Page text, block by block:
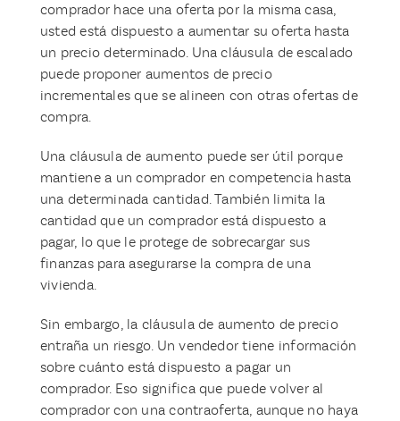
comprador hace una oferta por la misma casa,
usted está dispuesto a aumentar su oferta hasta
un precio determinado. Una cláusula de escalado
puede proponer aumentos de precio
incrementales que se alineen con otras ofertas de
compra.
Una cláusula de aumento puede ser útil porque
mantiene a un comprador en competencia hasta
una determinada cantidad. También limita la
cantidad que un comprador está dispuesto a
pagar, lo que le protege de sobrecargar sus
finanzas para asegurarse la compra de una
vivienda.
Sin embargo, la cláusula de aumento de precio
entraña un riesgo. Un vendedor tiene información
sobre cuánto está dispuesto a pagar un
comprador. Eso significa que puede volver al
comprador con una contraoferta, aunque no haya